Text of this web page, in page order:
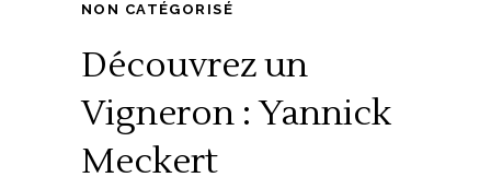
NON CATÉGORISÉ
Découvrez un
Vigneron : Yannick
Meckert